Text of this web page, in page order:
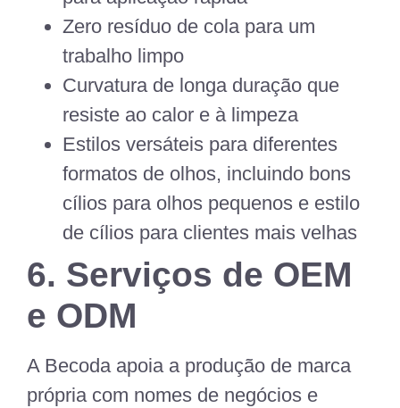
Zero resíduo de cola para um
trabalho limpo
Curvatura de longa duração que
resiste ao calor e à limpeza
Estilos versáteis para diferentes
formatos de olhos, incluindo bons
cílios para olhos pequenos e estilo
de cílios para clientes mais velhas
6. Serviços de OEM
e ODM
A Becoda apoia a produção de marca
própria com nomes de negócios e